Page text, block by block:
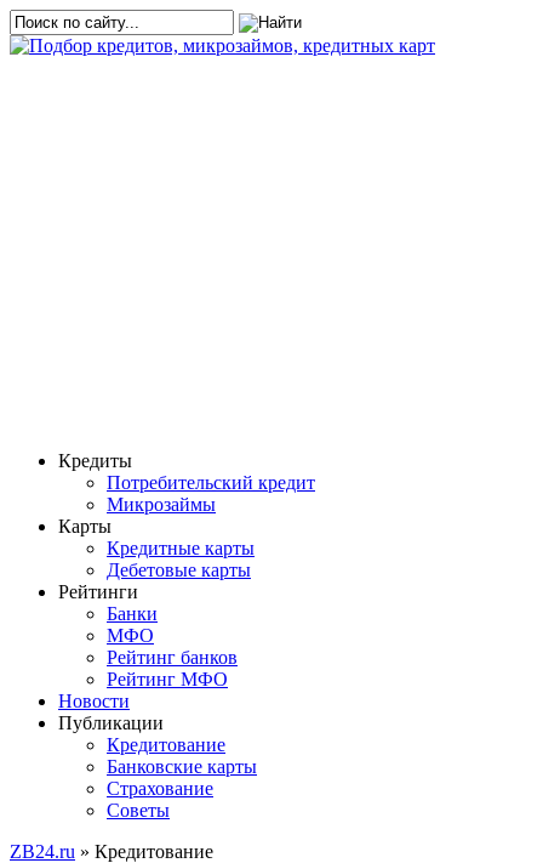
Кредиты
Потребительский кредит
Микрозаймы
Карты
Кредитные карты
Дебетовые карты
Рейтинги
Банки
МФО
Рейтинг банков
Рейтинг МФО
Новости
Публикации
Кредитование
Банковские карты
Страхование
Советы
ZB24.ru » Кредитование